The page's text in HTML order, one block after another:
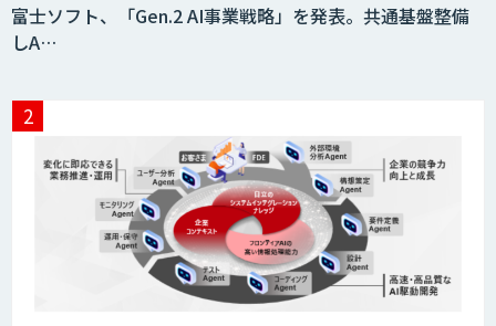
富士ソフト、「Gen.2 AI事業戦略」を発表。共通基盤整備
しA…